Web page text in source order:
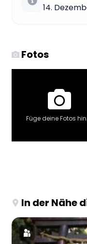
14.
Fotos
Füge deine Fotos
In der Nähe